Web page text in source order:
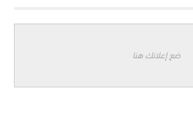
ضع إعلانك هنا